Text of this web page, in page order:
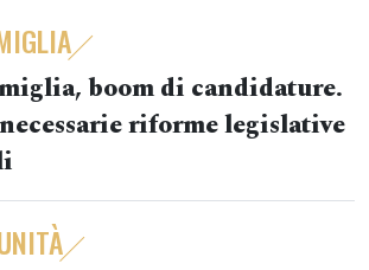
boom di candidature.
riforme legislative